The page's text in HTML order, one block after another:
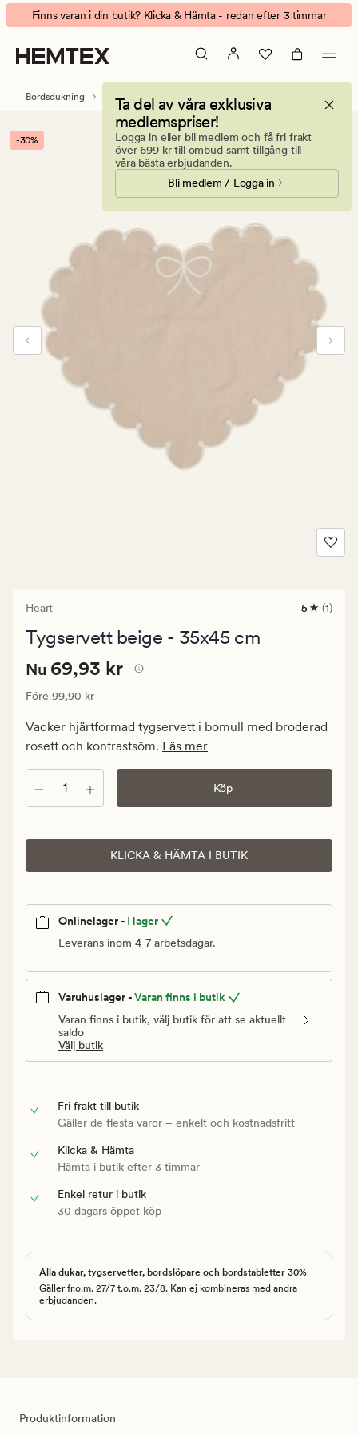
Heart
tygservett
beige
Animerad
banner.
Klicka
på
att
pausa.
Finns varan i din butik? Klicka & Hämta - redan efter 3 timmar
Ta del av våra exklusiva
medlemspriser!
Logga in eller bli medlem och få fri frakt
över 699 kr till ombud samt tillgång till
våra bästa erbjudanden.
Bli medlem / Logga in
Bordsdukning Servetter Tygservetter
-30%
Heart
1
5 (1)
Tygservett beige - 35x45 cm
Nuvarande
69,93
kr.
Ordinarie
Nuvarande pris
Nu 69,93 kr
Ordinarie pris
Före99,90 kr
Vacker hjärtformad tygservett i bomull med broderad
rosett och kontrastsöm. Läs mer
Antal Köp
KLICKA & HÄMTA I BUTIK
Onlinelager - I lager
Leverans inom 4-7 arbetsdagar.
Varuhuslager -Varan finns i butik
Varan finns i butik, välj butik för att se aktuellt
saldo
Välj butik
Fri frakt till butik
Gäller de flesta varor – enkelt och kostnadsfritt
Klicka & Hämta
Hämta i butik efter 3 timmar
Enkel retur i butik
30 dagars öppet köp
Alla dukar, tygservetter, bordslöpare och bordstabletter 30%
Gäller fr.o.m. 27/7 t.o.m. 23/8. Kan ej kombineras med andra
erbjudanden.
Produktinformation